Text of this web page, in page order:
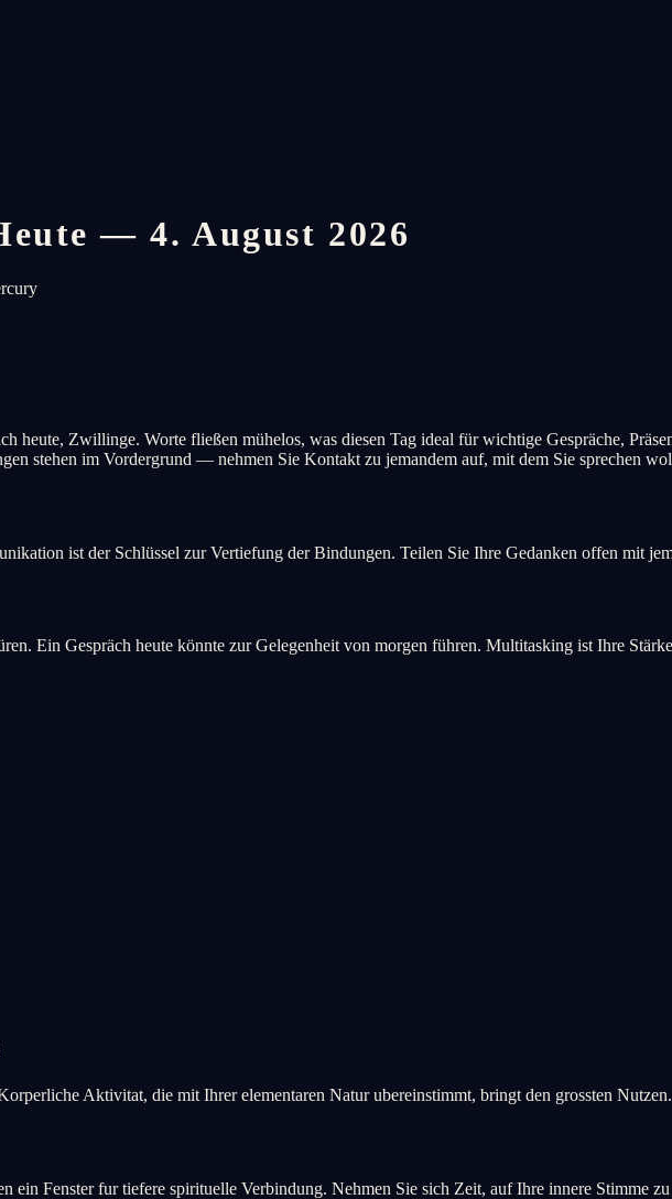
— 4. August 2026
heute, Zwillinge. Worte fließen mühelos, was diesen Tag ideal für wichtige Gespräche,
stehen im Vordergrund — nehmen Sie Kontakt zu jemandem auf, mit dem Sie sprechen
ist der Schlüssel zur Vertiefung der Bindungen. Teilen Sie Ihre Gedanken offen mit
Ein Gespräch heute könnte zur Gelegenheit von morgen führen. Multitasking ist Ihre
Aktivitat, die mit Ihrer elementaren Natur ubereinstimmt, bringt den grossten Nutzen.
ein Fenster fur tiefere spirituelle Verbindung. Nehmen Sie sich Zeit, auf Ihre innere Stimme